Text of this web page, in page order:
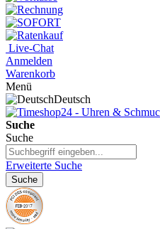
Live-Chat
Anmelden
Warenkorb
Menü
Deutsch
Suche
Suche
Erweiterte Suche
Suche